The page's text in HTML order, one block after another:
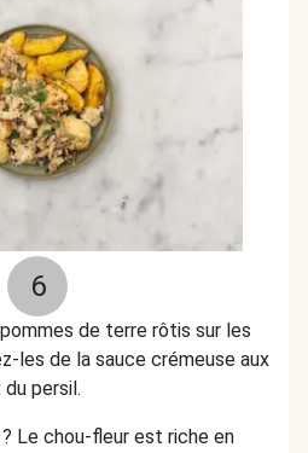
6
de terre rôtis sur les
les de la sauce crémeuse aux
du persil.
Le chou-fleur est riche en